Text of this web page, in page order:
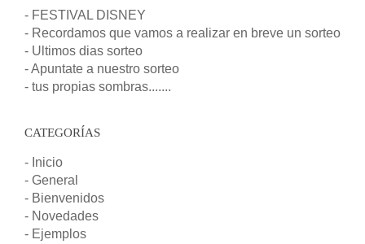
- FESTIVAL DISNEY
- Recordamos que vamos a realizar en breve un sorteo
- Ultimos dias sorteo
- Apuntate a nuestro sorteo
- tus propias sombras.......
CATEGORÍAS
- Inicio
- General
- Bienvenidos
- Novedades
- Ejemplos